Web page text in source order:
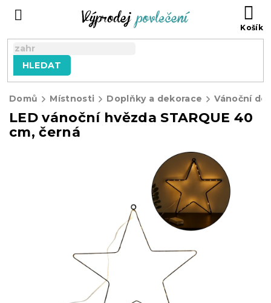
HLEDAT
Domů Místnosti Doplňky a dekorace Vánoční
LED vánoční hvězda STARQUE 40
cm, černá